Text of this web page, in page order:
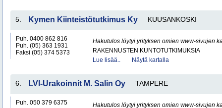
5. Kymen Kiinteistötutkimus Ky KUUSANKOSKI
Puh. 0400 862 816
Puh. (05) 363 1931
Faksi (05) 374 5373
Hakutulos löytyi yrityksen omien www-sivujen
RAKENNUSTEN KUNTOTUTKIMUKSIA
Lue lisää..
Näytä kartalla
6. LVI-Urakoinnit M. Salin Oy TAMPERE
Puh. 050 379 6375
Hakutulos löytyi yrityksen omien www-sivujen